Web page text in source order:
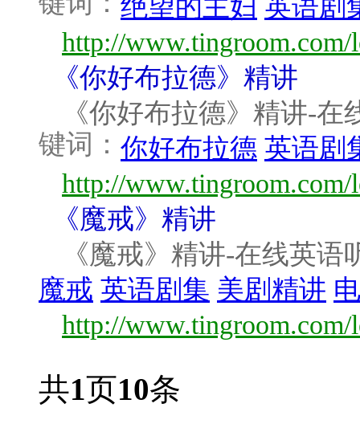
绝望的主妇 英语剧
http://
《你好布拉德》精讲
《你好布拉德》精讲-在
键词： 你好布拉德 英语剧
http://
《魔戒》精讲
《魔戒》精讲-在线英语
魔戒 英语剧集 美剧精讲
http://
共1页10条